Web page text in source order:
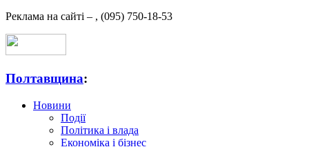
Реклама на сайті – , (095) 750-18-53
Полтавщина:
Новини
Події
Політика і влада
Економіка і бізнес